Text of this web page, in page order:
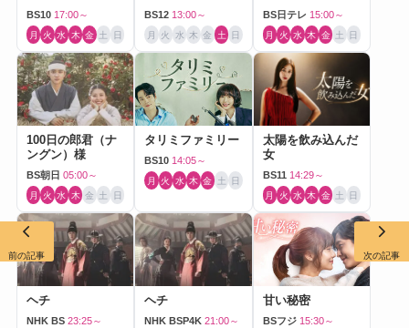
BS10 17:00～
月 火 水 木 金 土 日
BS12 13:00～
月 火 水 木 金 土 日
BS日テレ 15:00～
月 火 水 木 金 土 日
100日の郎君（ナ
ングン）様
BS朝日 05:00～
月 火 水 木 金 土 日
タリミファミリー
BS10 14:05～
月 火 水 木 金 土 日
太陽を飲み込んだ
女
BS11 14:29～
月 火 水 木 金 土 日
ヘチ
NHK BS 23:25～
ヘチ
NHK BSP4K 21:00～
甘い秘密
BSフジ 15:30～
前の記事 次の記事